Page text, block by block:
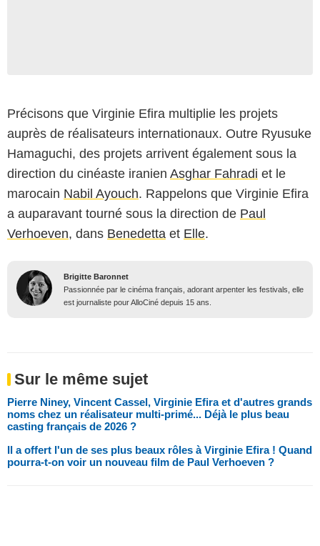
Précisons que Virginie Efira multiplie les projets
auprès de réalisateurs internationaux. Outre Ryusuke
Hamaguchi, des projets arrivent également sous la
direction du cinéaste iranien Asghar Fahradi et le
marocain Nabil Ayouch. Rappelons que Virginie Efira
a auparavant tourné sous la direction de Paul
Verhoeven, dans Benedetta et Elle.
Brigitte Baronnet
Passionnée par le cinéma français, adorant arpenter les festivals, elle
est journaliste pour AlloCiné depuis 15 ans.
Sur le même sujet
Pierre Niney, Vincent Cassel, Virginie Efira et d'autres grands
noms chez un réalisateur multi-primé... Déjà le plus beau
casting français de 2026 ?
Il a offert l'un de ses plus beaux rôles à Virginie Efira ! Quand
pourra-t-on voir un nouveau film de Paul Verhoeven ?